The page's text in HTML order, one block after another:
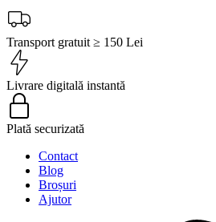
Transport gratuit ≥ 150 Lei
Livrare digitală instantă
Plată securizată
Contact
Blog
Broșuri
Ajutor